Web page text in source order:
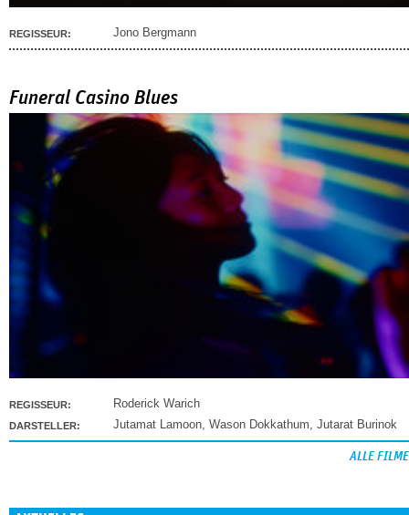
REGISSEUR: Jono Bergmann
Funeral Casino Blues
REGISSEUR: Roderick Warich
DARSTELLER: Jutamat Lamoon, Wason Dokkathum, Jutarat Burinok
ALLE FILME